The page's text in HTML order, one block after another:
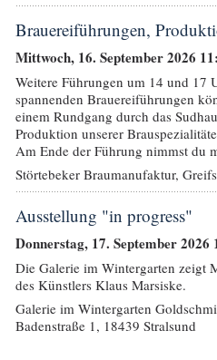
Brauereiführungen,
Mittwoch, 16. September 2026
Weitere Führungen um 14 und 17
spannenden Brauereiführungen
einem Rundgang durch das
Produktion unserer
Am Ende der Führung nimmst du
Störtebeker Braumanufaktur,
Ausstellung "in progress"
Donnerstag, 17. September 2026
Die Galerie im Wintergarten zeigt
des Künstlers Klaus Marsiske.
Galerie im Wintergarten
Badenstraße 1, 18439 Stralsund